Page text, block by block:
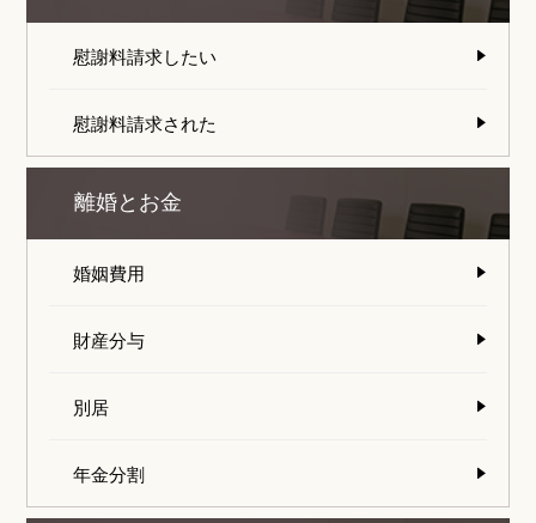
慰謝料請求したい
慰謝料請求された
離婚とお金
婚姻費用
財産分与
別居
年金分割